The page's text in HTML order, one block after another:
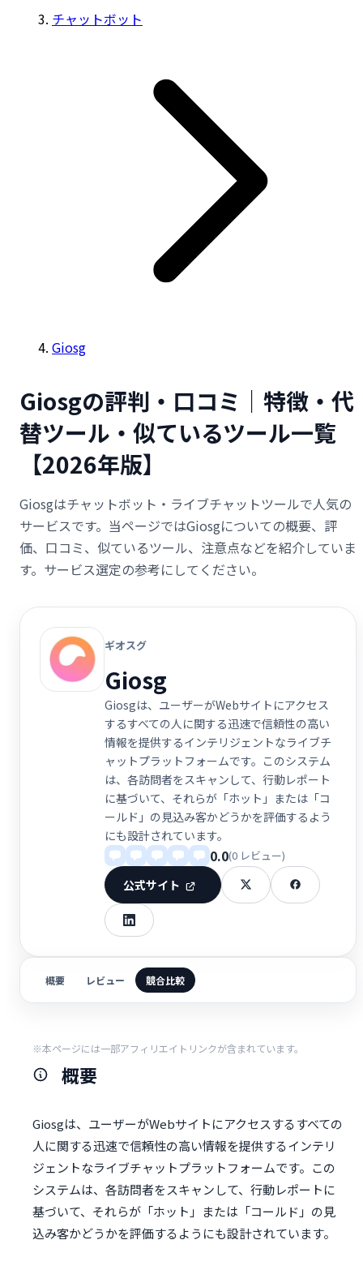
チャットボット
Giosg
Giosgの評判・口コミ｜特徴・代
替ツール・似ているツール一覧
【2026年版】
Giosgはチャットボット・ライブチャットツールで人気の
サービスです。当ページではGiosgについての概要、評
価、口コミ、似ているツール、注意点などを紹介していま
す。サービス選定の参考にしてください。
ギオスグ
Giosg
Giosgは、ユーザーがWebサイトにアクセス
するすべての人に関する迅速で信頼性の高い
情報を提供するインテリジェントなライブチ
ャットプラットフォームです。このシステム
は、各訪問者をスキャンして、行動レポート
に基づいて、それらが「ホット」または「コ
ールド」の見込み客かどうかを評価するよう
にも設計されています。
0.0(0 レビュー)
公式サイト
概要 レビュー 競合比較
※本ページには一部アフィリエイトリンクが含まれています。
概要
Giosgは、ユーザーがWebサイトにアクセスするすべての
人に関する迅速で信頼性の高い情報を提供するインテリ
ジェントなライブチャットプラットフォームです。この
システムは、各訪問者をスキャンして、行動レポートに
基づいて、それらが「ホット」または「コールド」の見
込み客かどうかを評価するようにも設計されています。